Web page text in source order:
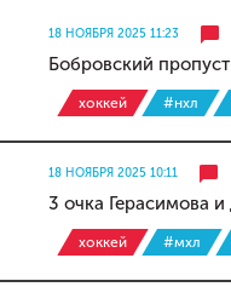
18 НОЯБРЯ 2025 11:23
Бобровский
хоккей #нхл
18 НОЯБРЯ 2025 10:11
3 очка Герасимова
хоккей #мхл